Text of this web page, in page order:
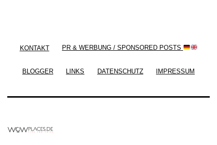
KONTAKT PR & WERBUNG / SPONSORED POSTS
BLOGGER LINKS DATENSCHUTZ IMPRESSUM